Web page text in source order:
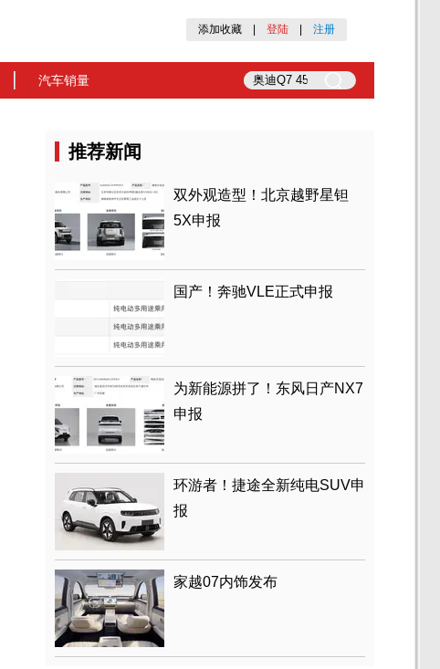
添加收藏 登陆 注册
汽车销量
推荐新闻
双外观造型！北京越野星钽
5X申报
国产！奔驰VLE正式申报
为新能源拼了！东风日产NX7
申报
环游者！捷途全新纯电SUV申
报
家越07内饰发布